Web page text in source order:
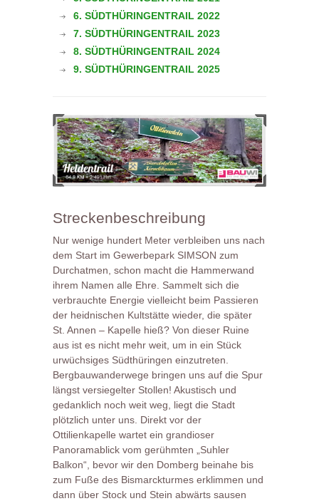
6. SÜDTHÜRINGENTRAIL 2022
7. SÜDTHÜRINGENTRAIL 2023
8. SÜDTHÜRINGENTRAIL 2024
9. SÜDTHÜRINGENTRAIL 2025
Streckenbeschreibung
Nur wenige hundert Meter verbleiben uns nach
dem Start im Gewerbepark SIMSON zum
Durchatmen, schon macht die Hammerwand
ihrem Namen alle Ehre. Sammelt sich die
verbrauchte Energie vielleicht beim Passieren
der heidnischen Kultstätte wieder, die später
St. Annen – Kapelle hieß? Von dieser Ruine
aus ist es nicht mehr weit, um in ein Stück
urwüchsiges Südthüringen einzutreten.
Bergbauwanderwege bringen uns auf die Spur
längst versiegelter Stollen! Akustisch und
gedanklich noch weit weg, liegt die Stadt
plötzlich unter uns. Direkt vor der
Ottilienkapelle wartet ein grandioser
Panoramablick vom gerühmten „Suhler
Balkon“, bevor wir den Domberg beinahe bis
zum Fuße des Bismarckturmes erklimmen und
dann über Stock und Stein abwärts sausen